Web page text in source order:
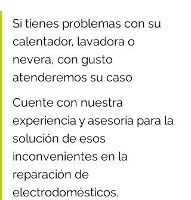
Si tienes problemas con su
calentador, lavadora o
nevera, con gusto
atenderemos su caso
Cuente con nuestra
experiencia y asesoría para la
solución de esos
inconvenientes en la
reparación de
electrodomésticos.